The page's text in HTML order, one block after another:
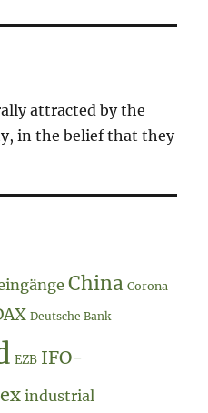
attracted by the
in the belief that they
China Corona
Deutsche Bank
EZB IFO-
industrial